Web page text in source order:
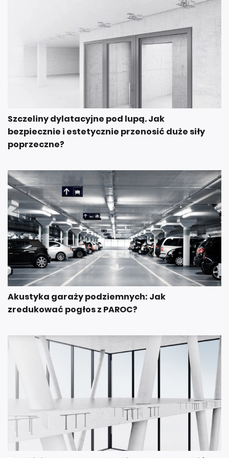
Szczeliny dylatacyjne pod lupą. Jak
bezpiecznie i estetycznie przenosić duże siły
poprzeczne?
Akustyka garaży podziemnych: Jak
zredukować pogłos z PAROC?